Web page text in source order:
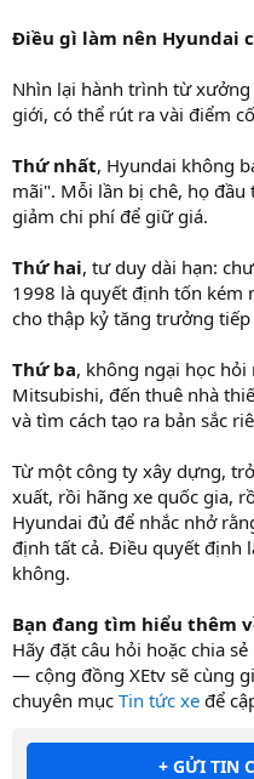
Điều gì làm nên Hyundai
Nhìn lại hành trình từ
giới, có thể rút ra vài điểm
Thứ nhất, Hyundai không
mãi". Mỗi lần bị chê, họ
giảm chi phí để giữ giá.
Thứ hai, tư duy dài hạn:
1998 là quyết định tốn kém
cho thập kỷ tăng trưởng tiếp
Thứ ba, không ngại học
Mitsubishi, đến thuê nhà
và tìm cách tạo ra bản sắc
Từ một công ty xây dựng,
xuất, rồi hãng xe quốc gia,
Hyundai đủ để nhắc nhở
định tất cả. Điều quyết định
không.
Bạn đang tìm hiểu thêm
Hãy đặt câu hỏi hoặc chia
— cộng đồng XEtv sẽ cùng
chuyên mục Tin tức xe để
+ GỬI TIN